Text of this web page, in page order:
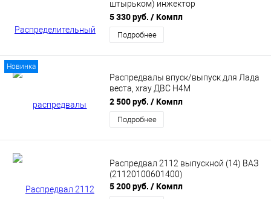
штырьком) инжектор
(21110100601000)
5 330 руб. / Компл
Подробнее
Новинка
Распредвалы впуск/выпуск для Лада
веста, xray ДВС H4M
(130200915R/130205834R)
2 500 руб. / Компл
Подробнее
Распредвал 2112 выпускной (14) ВАЗ
(21120100601400)
5 200 руб. / Компл